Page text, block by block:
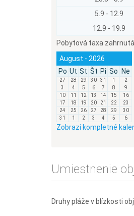
5.9 - 12.9
12.9 - 19.9
Pobytová taxa
August - 2026
Po Ut St Št Pi So Ne
27 28 29 30 31 1
2
3
4 5 6 7 8
9
10
11 12 13 14 15
16
17
18 19 20 21 22
23
24
25 26 27 28 29
30
31
1 2 3 4 5 6
Zobrazi kompletné
Umiestnenie
Druhy pláže v blízkosti